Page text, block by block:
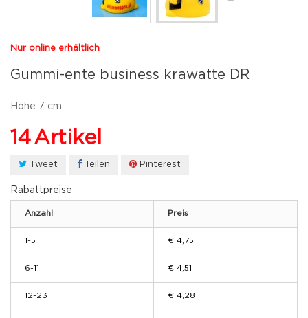
Nur online erhältlich
Gummi-ente business krawatte DR
Höhe 7 cm
14Artikel
Tweet Teilen Pinterest
Rabattpreise
Anzahl Preis
1-5 € 4,75
6-11 € 4,51
12-23 € 4,28